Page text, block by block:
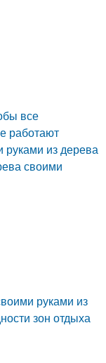
все
работают
руками из дерева
своими
руками из
зон отдыха